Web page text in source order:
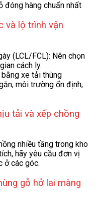
đóng hàng chuẩn nhất
và lộ trình vận
(LCL/FCL): Nên chọn
cách ly.
xe tải thùng
môi trường ổn định,
tải và xếp chồng
nhiều tầng trong kho
hãy yêu cầu đơn vị
ở các góc.
gỗ hở lai màng